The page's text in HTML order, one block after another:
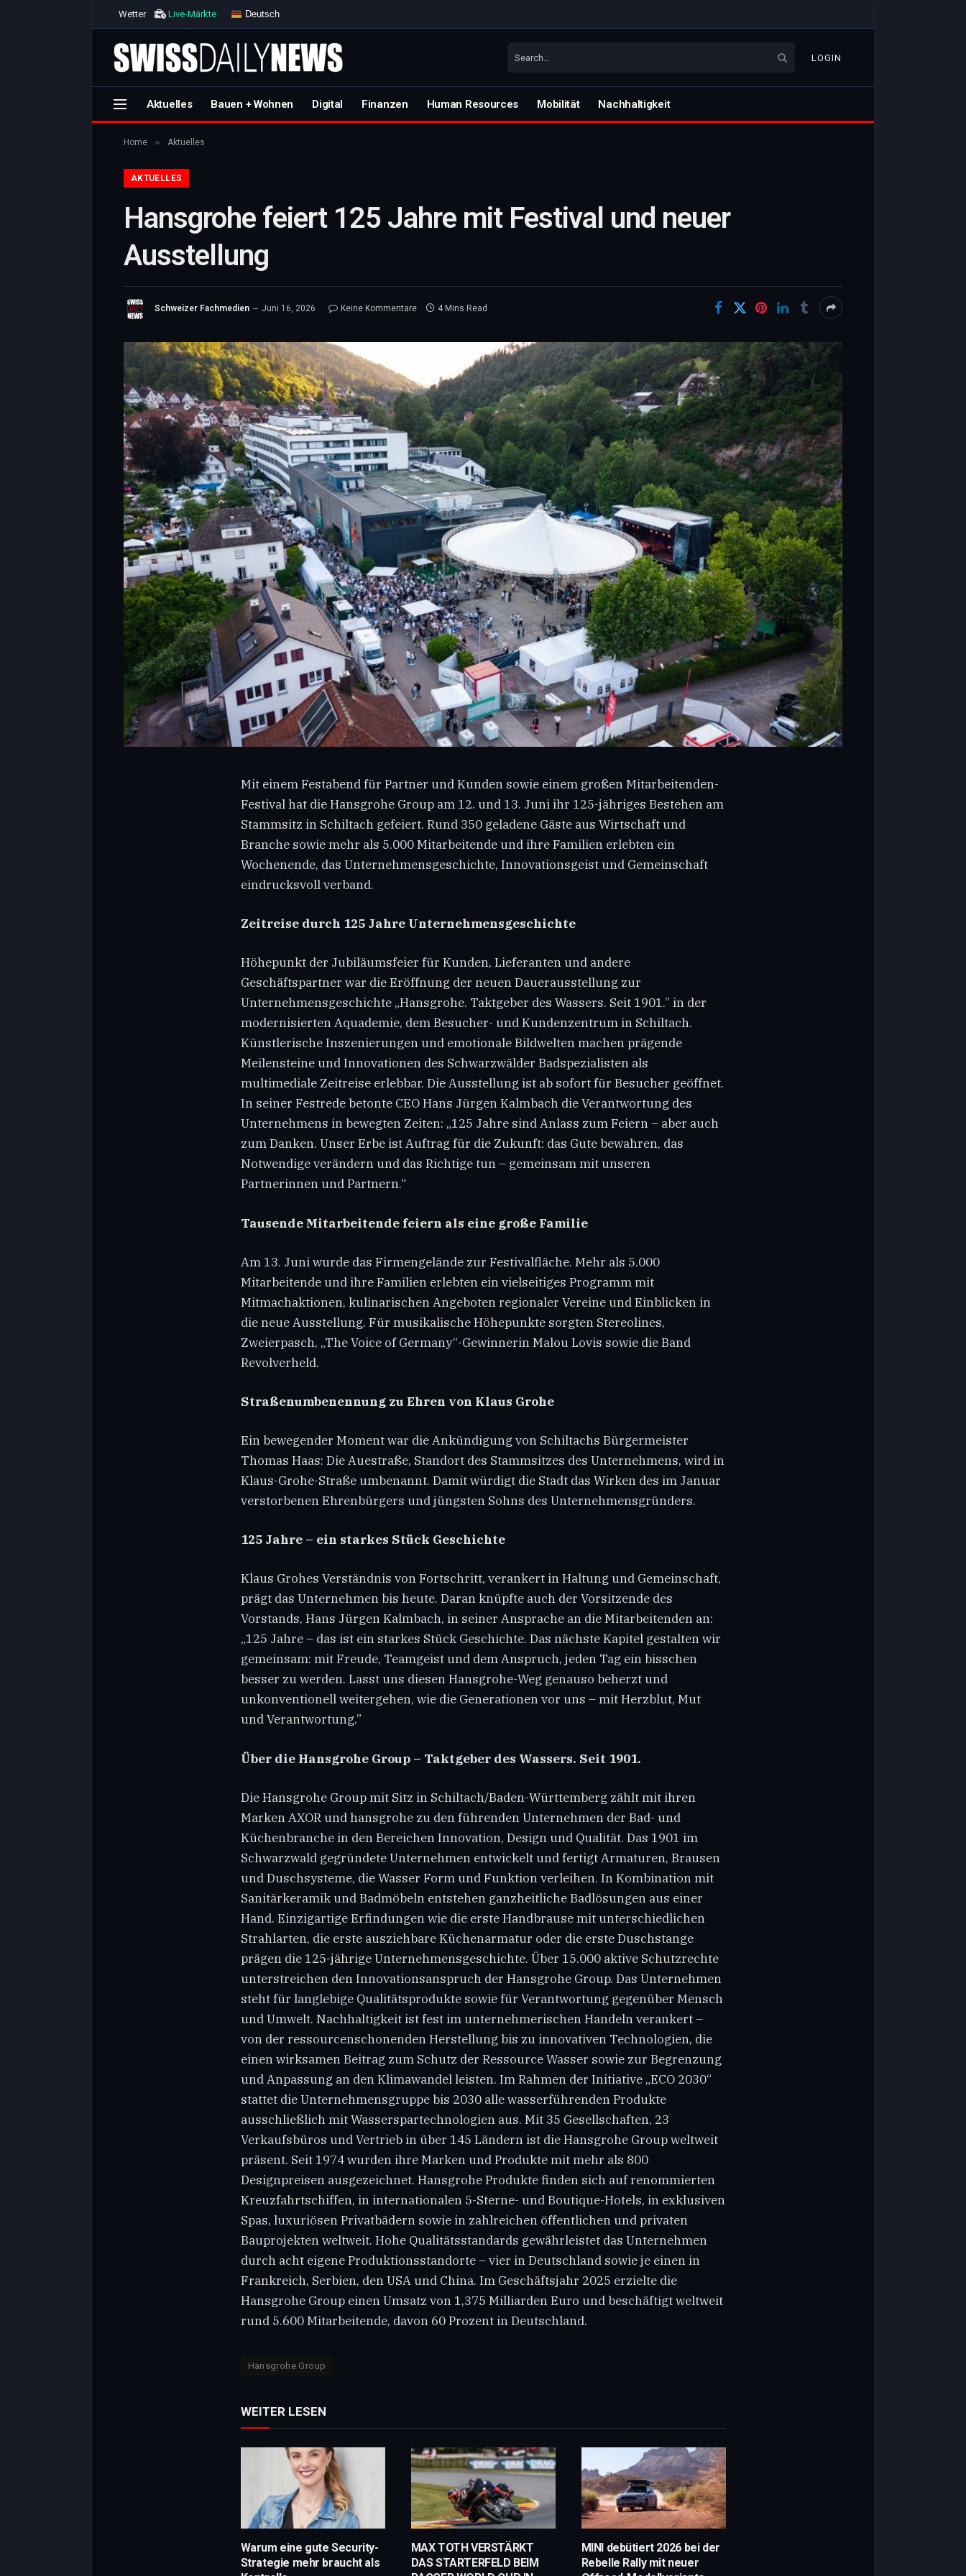
Wetter Live-Märkte Deutsch
LOGIN
Aktuelles Bauen + Wohnen Digital Finanzen Human Resources Mobilität Nachhaltigkeit
Home » Aktuelles
AKTUELLES
Hansgrohe feiert 125 Jahre mit Festival und neuer
Ausstellung
Schweizer Fachmedien Juni 16, 2026 Keine Kommentare 4 Mins Read
Mit einem Festabend für Partner und Kunden sowie einem großen Mitarbeitenden-
Festival hat die Hansgrohe Group am 12. und 13. Juni ihr 125-jähriges Bestehen am
Stammsitz in Schiltach gefeiert. Rund 350 geladene Gäste aus Wirtschaft und
Branche sowie mehr als 5.000 Mitarbeitende und ihre Familien erlebten ein
Wochenende, das Unternehmensgeschichte, Innovationsgeist und Gemeinschaft
eindrucksvoll verband.
Zeitreise durch 125 Jahre Unternehmensgeschichte
Höhepunkt der Jubiläumsfeier für Kunden, Lieferanten und andere
Geschäftspartner war die Eröffnung der neuen Dauerausstellung zur
Unternehmensgeschichte „Hansgrohe. Taktgeber des Wassers. Seit 1901.” in der
modernisierten Aquademie, dem Besucher- und Kundenzentrum in Schiltach.
Künstlerische Inszenierungen und emotionale Bildwelten machen prägende
Meilensteine und Innovationen des Schwarzwälder Badspezialisten als
multimediale Zeitreise erlebbar. Die Ausstellung ist ab sofort für Besucher geöffnet.
In seiner Festrede betonte CEO Hans Jürgen Kalmbach die Verantwortung des
Unternehmens in bewegten Zeiten: „125 Jahre sind Anlass zum Feiern – aber auch
zum Danken. Unser Erbe ist Auftrag für die Zukunft: das Gute bewahren, das
Notwendige verändern und das Richtige tun – gemeinsam mit unseren
Partnerinnen und Partnern.“
Tausende Mitarbeitende feiern als eine große Familie
Am 13. Juni wurde das Firmengelände zur Festivalfläche. Mehr als 5.000
Mitarbeitende und ihre Familien erlebten ein vielseitiges Programm mit
Mitmachaktionen, kulinarischen Angeboten regionaler Vereine und Einblicken in
die neue Ausstellung. Für musikalische Höhepunkte sorgten Stereolines,
Zweierpasch, „The Voice of Germany“-Gewinnerin Malou Lovis sowie die Band
Revolverheld.
Straßenumbenennung zu Ehren von Klaus Grohe
Ein bewegender Moment war die Ankündigung von Schiltachs Bürgermeister
Thomas Haas: Die Auestraße, Standort des Stammsitzes des Unternehmens, wird in
Klaus-Grohe-Straße umbenannt. Damit würdigt die Stadt das Wirken des im Januar
verstorbenen Ehrenbürgers und jüngsten Sohns des Unternehmensgründers.
125 Jahre – ein starkes Stück Geschichte
Klaus Grohes Verständnis von Fortschritt, verankert in Haltung und Gemeinschaft,
prägt das Unternehmen bis heute. Daran knüpfte auch der Vorsitzende des
Vorstands, Hans Jürgen Kalmbach, in seiner Ansprache an die Mitarbeitenden an:
„125 Jahre – das ist ein starkes Stück Geschichte. Das nächste Kapitel gestalten wir
gemeinsam: mit Freude, Teamgeist und dem Anspruch, jeden Tag ein bisschen
besser zu werden. Lasst uns diesen Hansgrohe-Weg genauso beherzt und
unkonventionell weitergehen, wie die Generationen vor uns – mit Herzblut, Mut
und Verantwortung.”
Über die Hansgrohe Group – Taktgeber des Wassers. Seit 1901.
Die Hansgrohe Group mit Sitz in Schiltach/Baden-Württemberg zählt mit ihren
Marken AXOR und hansgrohe zu den führenden Unternehmen der Bad- und
Küchenbranche in den Bereichen Innovation, Design und Qualität. Das 1901 im
Schwarzwald gegründete Unternehmen entwickelt und fertigt Armaturen, Brausen
und Duschsysteme, die Wasser Form und Funktion verleihen. In Kombination mit
Sanitärkeramik und Badmöbeln entstehen ganzheitliche Badlösungen aus einer
Hand. Einzigartige Erfindungen wie die erste Handbrause mit unterschiedlichen
Strahlarten, die erste ausziehbare Küchenarmatur oder die erste Duschstange
prägen die 125-jährige Unternehmensgeschichte. Über 15.000 aktive Schutzrechte
unterstreichen den Innovationsanspruch der Hansgrohe Group. Das Unternehmen
steht für langlebige Qualitätsprodukte sowie für Verantwortung gegenüber Mensch
und Umwelt. Nachhaltigkeit ist fest im unternehmerischen Handeln verankert –
von der ressourcenschonenden Herstellung bis zu innovativen Technologien, die
einen wirksamen Beitrag zum Schutz der Ressource Wasser sowie zur Begrenzung
und Anpassung an den Klimawandel leisten. Im Rahmen der Initiative „ECO 2030“
stattet die Unternehmensgruppe bis 2030 alle wasserführenden Produkte
ausschließlich mit Wasserspartechnologien aus. Mit 35 Gesellschaften, 23
Verkaufsbüros und Vertrieb in über 145 Ländern ist die Hansgrohe Group weltweit
präsent. Seit 1974 wurden ihre Marken und Produkte mit mehr als 800
Designpreisen ausgezeichnet. Hansgrohe Produkte finden sich auf renommierten
Kreuzfahrtschiffen, in internationalen 5-Sterne- und Boutique-Hotels, in exklusiven
Spas, luxuriösen Privatbädern sowie in zahlreichen öffentlichen und privaten
Bauprojekten weltweit. Hohe Qualitätsstandards gewährleistet das Unternehmen
durch acht eigene Produktionsstandorte – vier in Deutschland sowie je einen in
Frankreich, Serbien, den USA und China. Im Geschäftsjahr 2025 erzielte die
Hansgrohe Group einen Umsatz von 1,375 Milliarden Euro und beschäftigt weltweit
rund 5.600 Mitarbeitende, davon 60 Prozent in Deutschland.
Hansgrohe Group
WEITER LESEN
Warum eine gute Security-
Strategie mehr braucht als
MAX TOTH VERSTÄRKT
DAS STARTERFELD BEIM
MINI debütiert 2026 bei der
Rebelle Rally mit neuer